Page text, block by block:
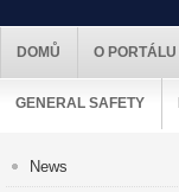
DOMŮ O PORTÁLU
GENERAL SAFETY
News